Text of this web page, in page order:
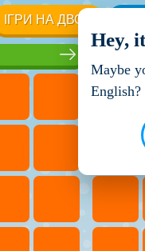
ІГРИ НА ДВОХ
Hey,
Maybe
English?